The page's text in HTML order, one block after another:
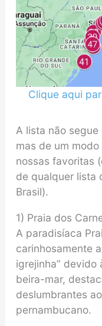
Clique aqui
A lista não
mas de um
nossas favoritas
de qualquer lista
Brasil).
1) Praia dos
A paradisíaca
carinhosamente
igrejinha” devido
beira-mar,
deslumbrantes
pernambucano.